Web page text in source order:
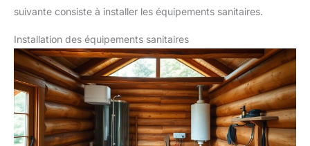
suivante consiste à installer les équipements sanitaires.
Installation des équipements sanitaires